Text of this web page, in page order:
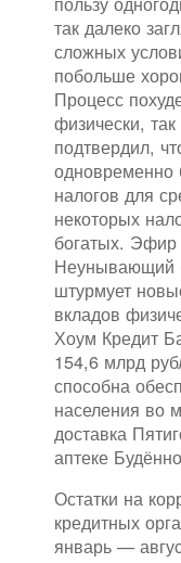
так далеко
сложных
побольше
Процесс
физически,
подтвердил,
одновременно
налогов для
некоторых
богатых. Эфир
Неунывающий
штурмует
вкладов
Хоум Кредит
154,6 млрд
способна
населения во
доставка
аптеке
Остатки на
кредитных
январь —